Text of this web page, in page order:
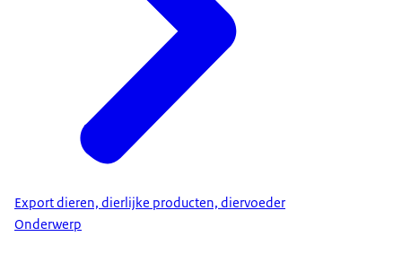
Export dieren, dierlijke producten, diervoeder
Onderwerp